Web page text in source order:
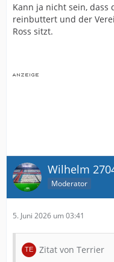
Kann ja nicht sein, dass
reinbuttert und der
Ross sitzt.
Wilhelm
Moderator
5. Juni 2026 um 03:41
Zitat von Terrier